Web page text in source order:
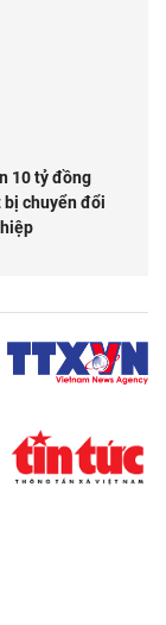
10 tỷ đồng
bị chuyển đổi